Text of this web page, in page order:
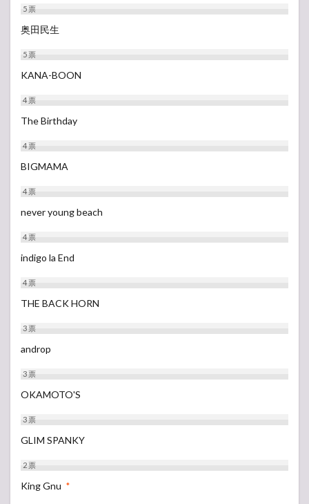
5票
奥田民生
5票
KANA-BOON
4票
The Birthday
4票
BIGMAMA
4票
never young beach
4票
indigo la End
4票
THE BACK HORN
3票
androp
3票
OKAMOTO'S
3票
GLIM SPANKY
2票
King Gnu *